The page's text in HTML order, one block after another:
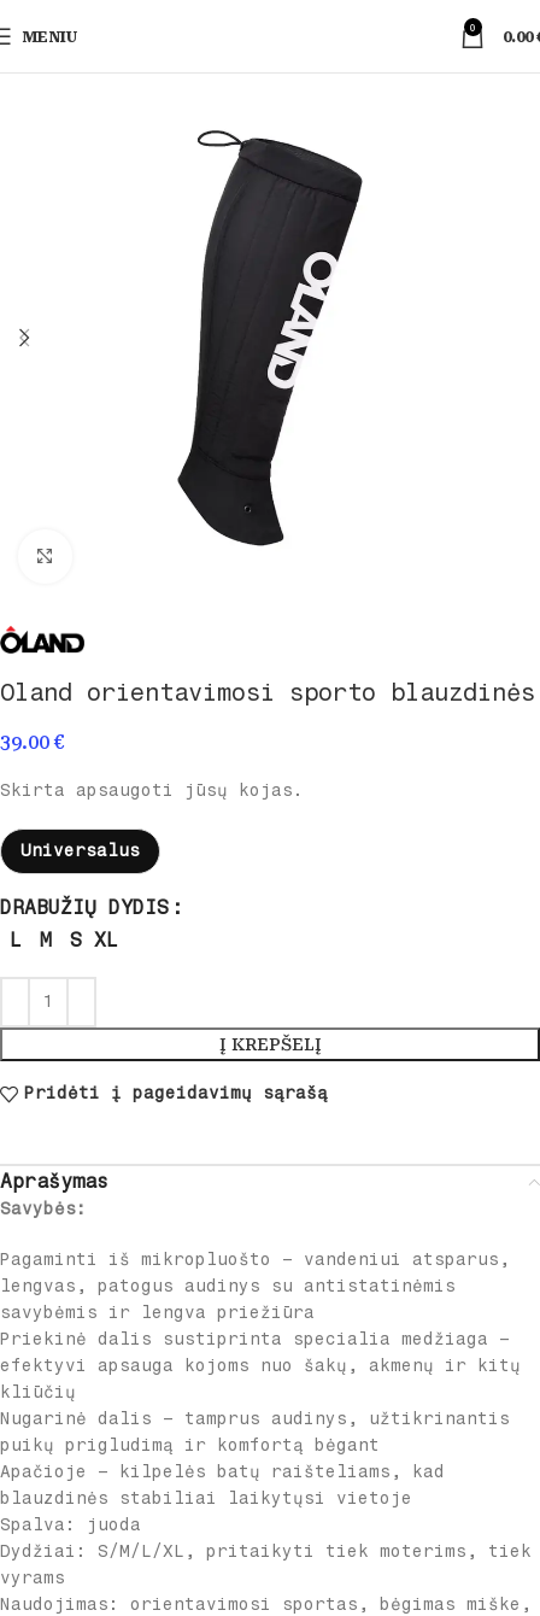
MENIU 0 0.00
Oland orientavimosi sporto blauzdinės
39.00€
Skirta apsaugoti jūsų kojas.
Universalus
DRABUŽIŲ DYDIS
L
M S XL
Į KREPŠELĮ
Pridėti į pageidavimų sąrašą
Aprašymas
Savybės:
Pagaminti iš mikropluošto – vandeniui atsparus,
lengvas, patogus audinys su antistatinėmis
savybėmis ir lengva priežiūra
Priekinė dalis sustiprinta specialia medžiaga –
efektyvi apsauga kojoms nuo šakų, akmenų ir kitų
kliūčių
Nugarinė dalis – tamprus audinys, užtikrinantis
puikų prigludimą ir komfortą bėgant
Apačioje – kilpelės batų raišteliams, kad
blauzdinės stabiliai laikytųsi vietoje
Spalva: juoda
Dydžiai: S/M/L/XL, pritaikyti tiek moterims, tiek
vyrams
Naudojimas: orientavimosi sportas, bėgimas miške,